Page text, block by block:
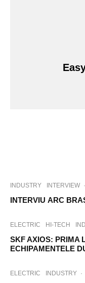
INDUSTRY INTERVIEW ·
INTERVIU ARC
ELECTRIC HI-TECH
SKF AXIOS: PRIMA
ECHIPAMENTELE
ELECTRIC INDUSTRY ·